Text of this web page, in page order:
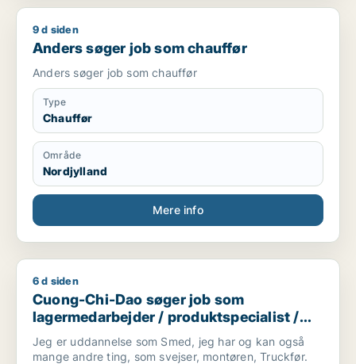
Anders søger job som chauffør
9 d siden
Anders søger job som chauffør
Anders søger job som chauffør
Type
Chauffør
Område
Nordjylland
Mere info
Cuong-Chi-Dao søger job som lagermedarbejder /
6 d siden
Cuong-Chi-Dao søger job som
lagermedarbejder / produktspecialist /
sikkerhedsmedarbejder / smed /
logistikmedarbejder
Jeg er uddannelse som Smed, jeg har og kan også
mange andre ting, som svejser, montøren, Truckfør.